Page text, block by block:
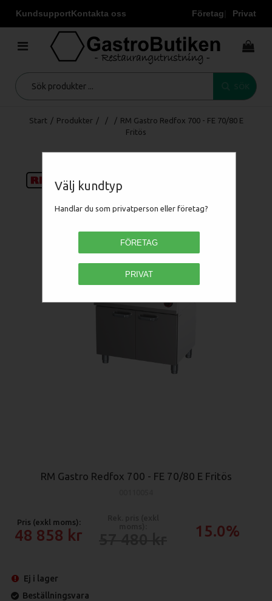
KundsupportKontakta oss Företag Privat
Välj kundtyp
Handlar du som privatperson eller företag?
FÖRETAG
PRIVAT
Start / Produkter / / / RM Gastro Redfox 700 - FE 70/80 E
Fritös
RM Gastro Redfox 700 - FE 70/80 E Fritös
Pris (exkl moms):
48 858 15.0%
Ej i lager
Beställningsvara